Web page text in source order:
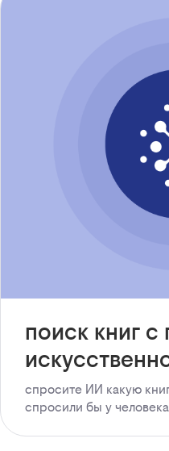
поиск книг
спросите ИИ какую
спросили бы у